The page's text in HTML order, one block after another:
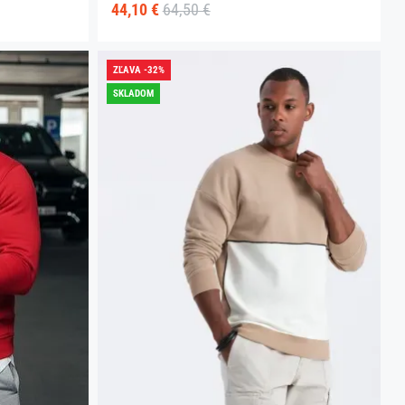
44,10 € 64,50 €
ZĽAVA -32%
SKLADOM